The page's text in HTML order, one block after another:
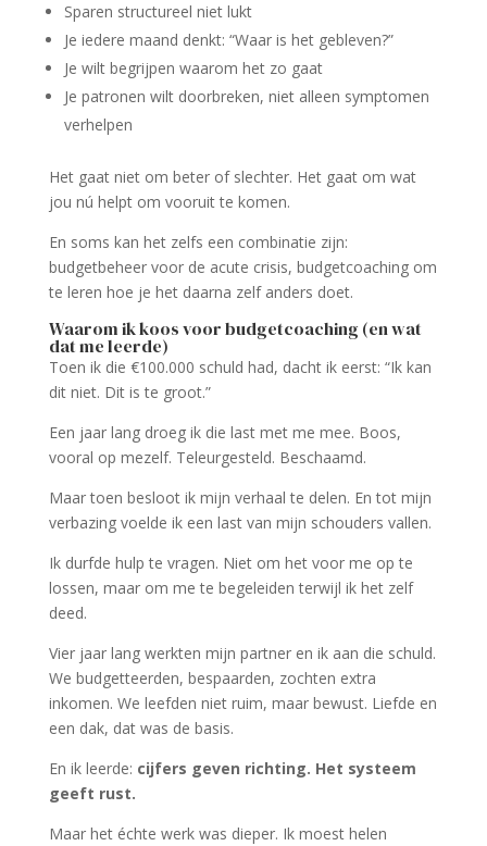
Sparen structureel niet lukt
Je iedere maand denkt: “Waar is het gebleven?”
Je wilt begrijpen waarom het zo gaat
Je patronen wilt doorbreken, niet alleen symptomen
verhelpen
Het gaat niet om beter of slechter. Het gaat om wat
jou nú helpt om vooruit te komen.
En soms kan het zelfs een combinatie zijn:
budgetbeheer voor de acute crisis, budgetcoaching om
te leren hoe je het daarna zelf anders doet.
Waarom ik koos voor budgetcoaching (en wat
dat me leerde)
Toen ik die €100.000 schuld had, dacht ik eerst: “Ik kan
dit niet. Dit is te groot.”
Een jaar lang droeg ik die last met me mee. Boos,
vooral op mezelf. Teleurgesteld. Beschaamd.
Maar toen besloot ik mijn verhaal te delen. En tot mijn
verbazing voelde ik een last van mijn schouders vallen.
Ik durfde hulp te vragen. Niet om het voor me op te
lossen, maar om me te begeleiden terwijl ik het zelf
deed.
Vier jaar lang werkten mijn partner en ik aan die schuld.
We budgetteerden, bespaarden, zochten extra
inkomen. We leefden niet ruim, maar bewust. Liefde en
een dak, dat was de basis.
En ik leerde: cijfers geven richting. Het systeem
geeft rust.
Maar het échte werk was dieper. Ik moest helen